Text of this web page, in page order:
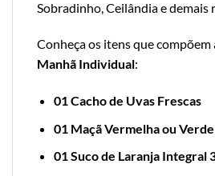
Sobradinho, Ceilândia e demais
Conheça os itens que compõem
Manhã Individual:
01 Cacho de Uvas Frescas
01 Maçã Vermelha ou Verde
01 Suco de Laranja Integral